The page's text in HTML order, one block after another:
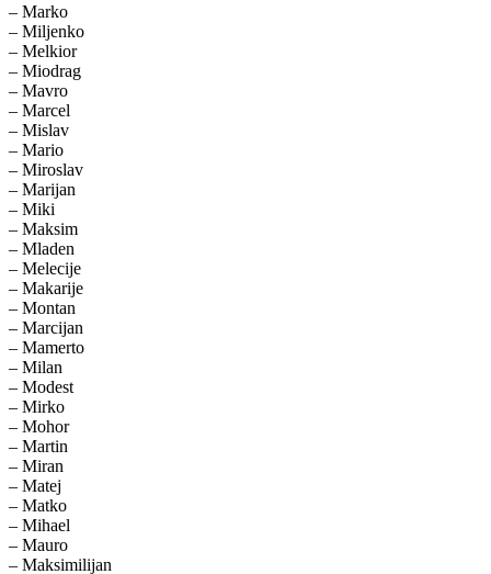
– Marko
– Miljenko
– Melkior
– Miodrag
– Mavro
– Marcel
– Mislav
– Mario
– Miroslav
– Marijan
– Miki
– Maksim
– Mladen
– Melecije
– Makarije
– Montan
– Marcijan
– Mamerto
– Milan
– Modest
– Mirko
– Mohor
– Martin
– Miran
– Matej
– Matko
– Mihael
– Mauro
– Maksimilijan